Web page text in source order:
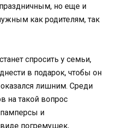
но еще и
как родителям, так
спросить у семьи,
в подарок, чтобы он
лишним. Среди
на такой вопрос
и
погремушек,